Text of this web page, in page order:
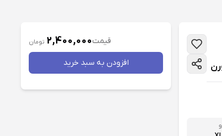
قیمت2,400,000 تومان
افزودن به سبد خريد